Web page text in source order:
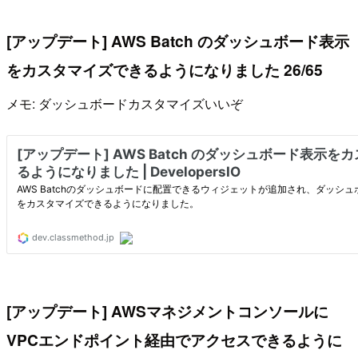
[アップデート] AWS Batch のダッシュボード表示
をカスタマイズできるようになりました 26/65
メモ: ダッシュボードカスタマイズいいぞ
[アップデート] AWSマネジメントコンソールに
VPCエンドポイント経由でアクセスできるように